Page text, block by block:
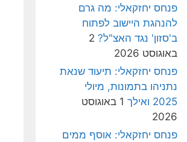
פנחס יחזקאלי: מה גרם
להנהגת היישוב לפתוח
ב'סזון' נגד האצ"ל? 2
באוגוסט 2026
פנחס יחזקאלי: תיעוד שנאת
נתניהו בתמונות, מיולי
2025 ואילך
1 באוגוסט
2026
פנחס יחזקאלי: אוסף ממים